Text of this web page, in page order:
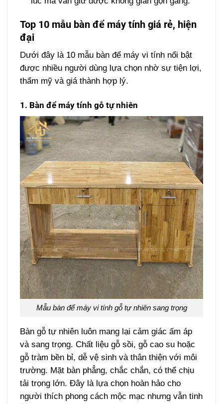
Top 10 mẫu bàn để máy tính giá rẻ, hiện
đại
Dưới đây là 10 mẫu bàn để máy vi tính nổi bật
được nhiều người dùng lựa chọn nhờ sự tiện lợi,
thẩm mỹ và giá thành hợp lý.
1. Bàn để máy tính gỗ tự nhiên
Mẫu bàn để máy vi tính gỗ tự nhiên sang trọng
Bàn gỗ tự nhiên luôn mang lại cảm giác ấm áp
và sang trọng. Chất liệu gỗ sồi, gỗ cao su hoặc
gỗ tràm bền bỉ, dễ vệ sinh và thân thiện với môi
trường. Mặt bàn phẳng, chắc chắn, có thể chịu
tải trọng lớn. Đây là lựa chọn hoàn hảo cho
người thích phong cách mộc mạc nhưng vẫn tinh